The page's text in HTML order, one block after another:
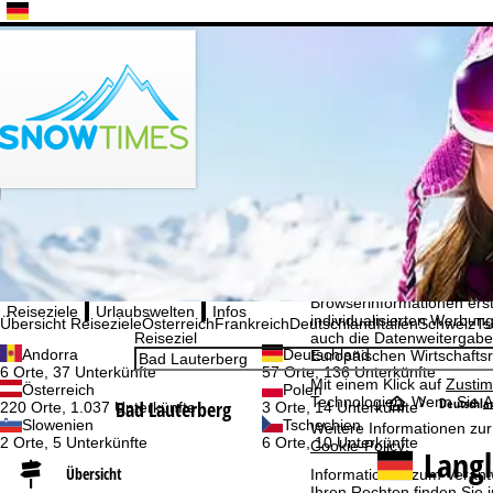
Cookie-Hinweis
Für ein optimales
auch mit unseren
Browserinformationen
individualisierten
auch die
Europäischen
Mit einem Klick auf
Technologien. Wenn Sie
Weitere Informationen
Cookie-Policy.
Informationen zum
Bitte wählen Sie Ihre Sprache aus
Reiseziele
Übersicht ReisezieleÖsterreichFrankreichDeutschlandItalienSchweiz
Andorra
6 Orte, 37 Unterkünfte
Deutschland
57 Orte, 136 Unterkünfte
Österreich
220 Orte, 1.037 Unterkünfte
Polen
3 Orte, 14 Unterkünfte
Slowenien
2 Orte, 5 Unterkünfte
Tschechien
6 Orte, 10 Unterkünfte
Urlaubswelten
Infos
Reiseziel
Bad Lauterberg
Übersicht
S
t